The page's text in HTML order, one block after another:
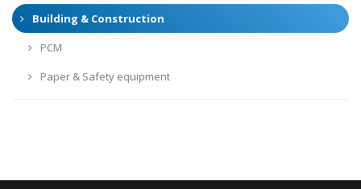
Building & Construction
PCM
Paper & Safety equipment